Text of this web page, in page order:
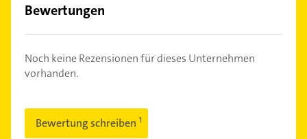
Bewertungen
Noch keine Rezensionen für dieses Unternehmen
vorhanden.
Bewertung schreiben